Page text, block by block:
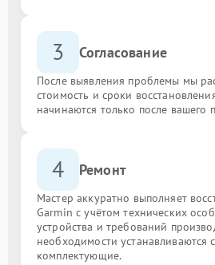
3 Согласование
После выявления проблемы мы
стоимость и сроки
начинаются только после вашего
4 Ремонт
Мастер аккуратно выполняет
Garmin с учётом технических
устройства и требований
необходимости устанавливаются
комплектующие.